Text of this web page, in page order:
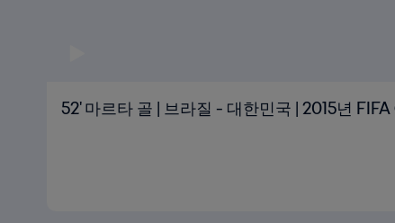
52' 마르타 골 | 브라질 - 대한민국 | 2015년